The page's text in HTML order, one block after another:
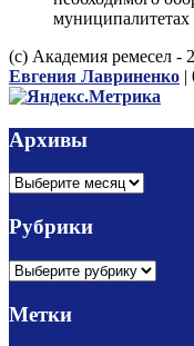
(с) Академия ремесел -
Евгения Лавриненко |
Архивы
Архивы
Рубрики
Рубрики
Метки